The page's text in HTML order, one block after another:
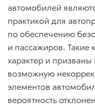
автомобилей
практикой для
по обеспечению
и пассажиров. Такие
характер и призваны
возможную
элементов
вероятность